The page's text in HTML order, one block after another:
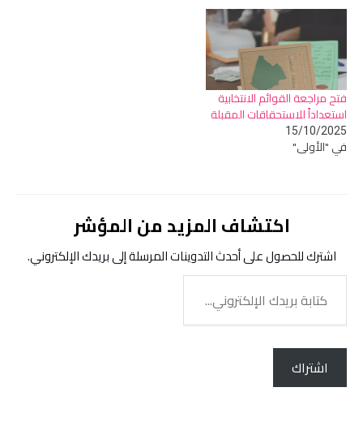
فتح مراجعة القوائم الانتخابية
استعداداً للاستحقاقات المقبلة
15/10/2025
في "الأولى"
اكتشاف المزيد من المؤشر
اشترك للحصول على أحدث التدوينات المرسلة إلى بريدك الإلكتروني.
بريدك
الإلكتروني...
اشتراك